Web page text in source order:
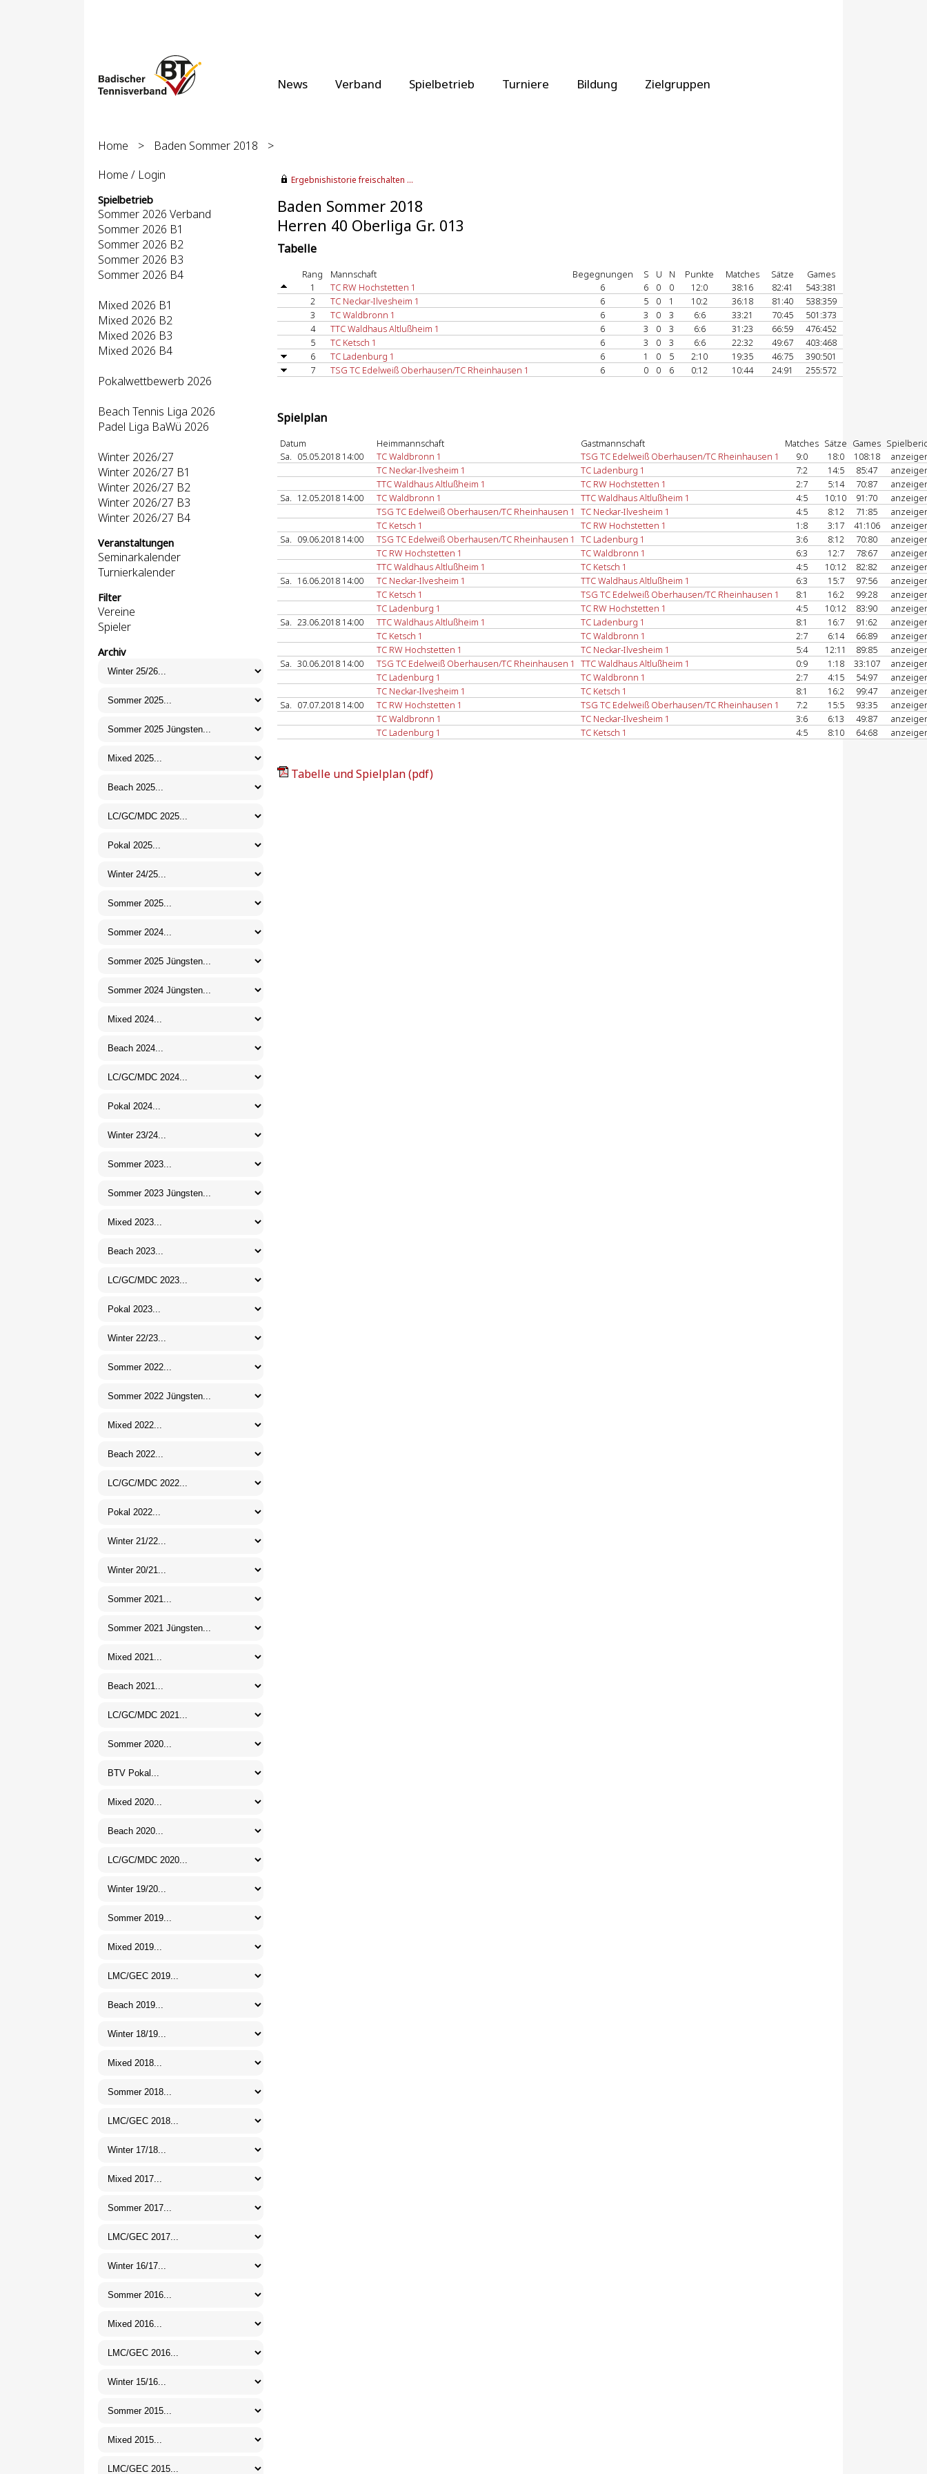
News Verband Spielbetrieb Turniere Bildung Zielgruppen
Home > Baden Sommer 2018
>
Home / Login
Spielbetrieb
Sommer 2026 Verband
Sommer 2026 B1
Sommer 2026 B2
Sommer 2026 B3
Sommer 2026 B4
Mixed 2026 B1
Mixed 2026 B2
Mixed 2026 B3
Mixed 2026 B4
Pokalwettbewerb 2026
Beach Tennis Liga 2026
Padel Liga BaWü 2026
Winter 2026/27
Winter 2026/27 B1
Winter 2026/27 B2
Winter 2026/27 B3
Winter 2026/27 B4
Veranstaltungen
Seminarkalender
Turnierkalender
Filter
Vereine
Spieler
Archiv
Ergebnishistorie freischalten ...
Baden Sommer 2018
Herren 40 Oberliga Gr. 013
Tabelle
Rang Mannschaft Begegnungen S U N Punkte Matches Sätze
Games
1
TC RW Hochstetten 1 6 6 0 0 12:0 38:16 82:41
543:381
2
TC Neckar-Ilvesheim 1 6 5 0 1 10:2 36:18 81:40
538:359
3
TC Waldbronn 1 6 3 0 3 6:6 33:21 70:45
501:373
4
TTC Waldhaus Altlußheim 1 6 3 0 3 6:6 31:23 66:59
476:452
5
TC Ketsch 1 6 3 0 3 6:6 22:32 49:67
403:468
6
TC Ladenburg 1 6 1 0 5 2:10 19:35 46:75
390:501
7
TSG TC Edelweiß Oberhausen/TC Rheinhausen 1 6 0 0 6 0:12 10:44 24:91 255:572
Spielplan
Datum Heimmannschaft Gastmannschaft Matches Sätze Games
Sa. 05.05.2018 14:00 TC Waldbronn 1 TSG TC Edelweiß Oberhausen/TC Rheinhausen 1 9:0 18:0 108:18
TC Neckar-Ilvesheim 1
TC Ladenburg 1 7:2 14:5 85:47
TTC Waldhaus Altlußheim 1
TC RW Hochstetten 1 2:7 5:14 70:87
Sa. 12.05.2018 14:00 TC Waldbronn 1 TTC Waldhaus Altlußheim 1 4:5 10:10 91:70
TSG TC Edelweiß Oberhausen/TC Rheinhausen 1
TC Neckar-Ilvesheim 1 4:5 8:12 71:85
TC Ketsch 1
TC RW Hochstetten 1 1:8 3:17 41:106
Sa. 09.06.2018 14:00 TSG TC Edelweiß Oberhausen/TC Rheinhausen 1 TC Ladenburg 1 3:6 8:12 70:80
TC RW Hochstetten 1
TC Waldbronn 1 6:3 12:7 78:67
TTC Waldhaus Altlußheim 1
TC Ketsch 1 4:5 10:12 82:82
Sa. 16.06.2018 14:00 TC Neckar-Ilvesheim 1 TTC Waldhaus Altlußheim 1 6:3 15:7 97:56
TC Ketsch 1
TSG TC Edelweiß Oberhausen/TC Rheinhausen 1 8:1 16:2 99:28
TC Ladenburg 1
TC RW Hochstetten 1 4:5 10:12 83:90
Sa. 23.06.2018 14:00 TTC Waldhaus Altlußheim 1 TC Ladenburg 1 8:1 16:7 91:62
TC Ketsch 1
TC Waldbronn 1 2:7 6:14 66:89
TC RW Hochstetten 1
TC Neckar-Ilvesheim 1 5:4 12:11 89:85
Sa. 30.06.2018 14:00 TSG TC Edelweiß Oberhausen/TC Rheinhausen 1 TTC Waldhaus Altlußheim 1 0:9 1:18 33:107
TC Ladenburg 1
TC Waldbronn 1 2:7 4:15 54:97
TC Neckar-Ilvesheim 1
TC Ketsch 1 8:1 16:2 99:47
Sa. 07.07.2018 14:00 TC RW Hochstetten 1 TSG TC Edelweiß Oberhausen/TC Rheinhausen 1 7:2 15:5 93:35
TC Waldbronn 1
TC Neckar-Ilvesheim 1 3:6 6:13 49:87
TC Ladenburg 1
TC Ketsch 1 4:5 8:10 64:68
Tabelle und Spielplan (pdf)